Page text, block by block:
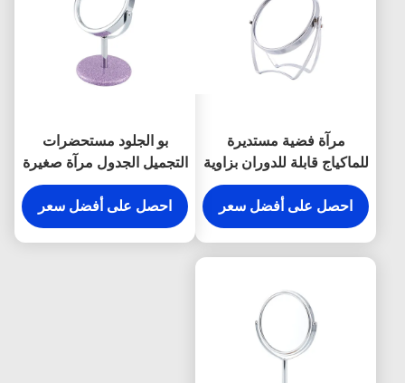
مرآة فضية مستديرة
للماكياج قابلة للدوران بزاوية
زجاجية بمرآة مزدوجة
الجوانب
احصل على أفضل سعر
بو الجلود مستحضرات
التجميل الجدول مرآة صغيرة
لطيف مرآة المدمجة شعار
debossing
احصل على أفضل سعر